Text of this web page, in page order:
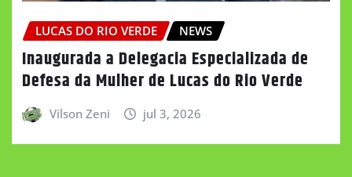
LUCAS DO RIO VERDE NEWS
Inaugurada a Delegacia Especializada de
Defesa da Mulher de Lucas do Rio Verde
Vilson Zeni jul 3, 2026